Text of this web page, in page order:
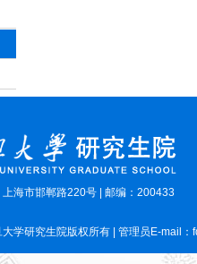
上海市邯郸路220号 | 邮编：200433
学研究生院版权所有 | 管理员E-mail：